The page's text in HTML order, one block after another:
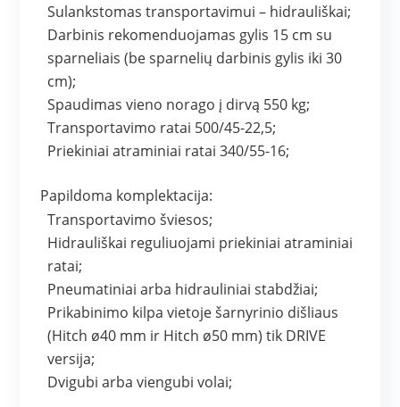
Sulankstomas transportavimui – hidrauliškai;
Darbinis rekomenduojamas gylis 15 cm su
sparneliais (be sparnelių darbinis gylis iki 30
cm);
Spaudimas vieno norago į dirvą 550 kg;
Transportavimo ratai 500/45-22,5;
Priekiniai atraminiai ratai 340/55-16;
Papildoma komplektacija:
Transportavimo šviesos;
Hidrauliškai reguliuojami priekiniai atraminiai
ratai;
Pneumatiniai arba hidrauliniai stabdžiai;
Prikabinimo kilpa vietoje šarnyrinio dišliaus
(Hitch ø40 mm ir Hitch ø50 mm) tik DRIVE
versija;
Dvigubi arba viengubi volai;